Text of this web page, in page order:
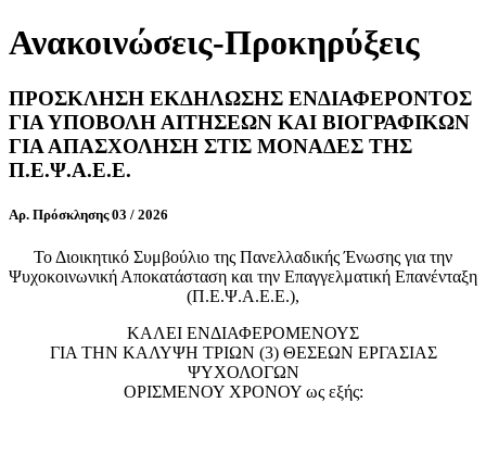
Ανακοινώσεις-Προκηρύξεις
ΠΡΟΣΚΛΗΣΗ ΕΚΔΗΛΩΣΗΣ ΕΝΔΙΑΦΕΡΟΝΤΟΣ
ΓΙΑ ΥΠΟΒΟΛΗ ΑΙΤΗΣΕΩΝ ΚΑΙ ΒΙΟΓΡΑΦΙΚΩΝ
ΓΙΑ ΑΠΑΣΧΟΛΗΣΗ ΣΤΙΣ ΜΟΝΑΔΕΣ ΤΗΣ
Π.Ε.Ψ.Α.Ε.Ε.
Αρ. Πρόσκλησης 03 / 2026
Το Διοικητικό Συμβούλιο της Πανελλαδικής Ένωσης για την
Ψυχοκοινωνική Αποκατάσταση και την Επαγγελματική Επανένταξη
(Π.Ε.Ψ.Α.Ε.Ε.),
ΚΑΛΕΙ ΕΝΔΙΑΦΕΡΟΜΕΝΟΥΣ
ΓΙΑ ΤΗΝ ΚΑΛΥΨΗ ΤΡΙΩΝ (3) ΘΕΣΕΩΝ ΕΡΓΑΣΙΑΣ
ΨΥΧΟΛΟΓΩΝ
ΟΡΙΣΜΕΝΟΥ ΧΡΟΝΟΥ ως εξής: